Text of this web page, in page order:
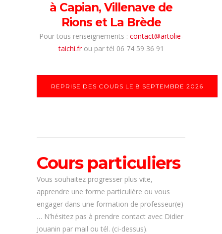
à Capian, Villenave de
Rions et La Brède
Pour tous renseignements : contact@artolie-
taichi.fr ou par tél 06 74 59 36 91
REPRISE DES COURS LE 8 SEPTEMBRE 2026
Cours particuliers
Vous souhaitez progresser plus vite,
apprendre une forme particulière ou vous
engager dans une formation de professeur(e)
… N’hésitez pas à prendre contact avec Didier
Jouanin par mail ou tél. (ci-dessus).